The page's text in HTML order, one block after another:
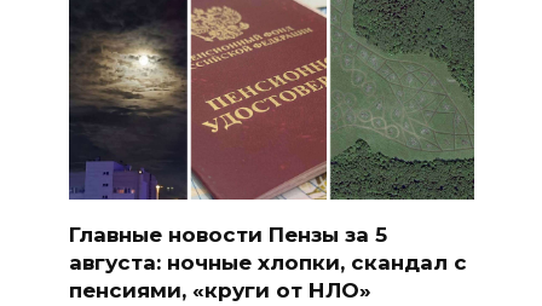
Главные новости Пензы за 5
августа: ночные хлопки, скандал с
пенсиями, «круги от НЛО»